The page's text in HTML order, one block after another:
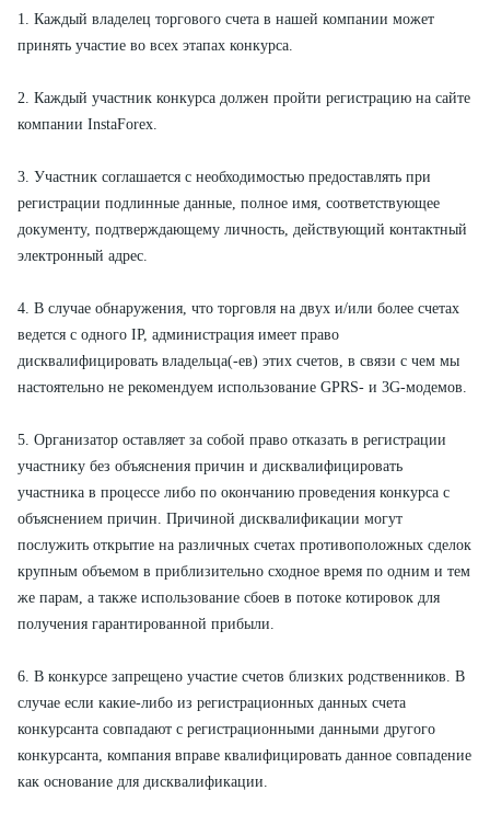
1. Каждый владелец торгового счета в нашей компании может
принять участие во всех этапах конкурса.
2. Каждый участник конкурса должен пройти регистрацию на сайте
компании InstaForex.
3. Участник соглашается с необходимостью предоставлять при
регистрации подлинные данные, полное имя, соответствующее
документу, подтверждающему личность, действующий контактный
электронный адрес.
4. В случае обнаружения, что торговля на двух и/или более счетах
ведется с одного IP, администрация имеет право
дисквалифицировать владельца(-ев) этих счетов, в связи с чем мы
настоятельно не рекомендуем использование GPRS- и 3G-модемов.
5. Организатор оставляет за собой право отказать в регистрации
участнику без объяснения причин и дисквалифицировать
участника в процессе либо по окончанию проведения конкурса с
объяснением причин. Причиной дисквалификации могут
послужить открытие на различных счетах противоположных сделок
крупным объемом в приблизительно сходное время по одним и тем
же парам, а также использование сбоев в потоке котировок для
получения гарантированной прибыли.
6. В конкурсе запрещено участие счетов близких родственников. В
случае если какие-либо из регистрационных данных счета
конкурсанта совпадают с регистрационными данными другого
конкурсанта, компания вправе квалифицировать данное совпадение
как основание для дисквалификации.